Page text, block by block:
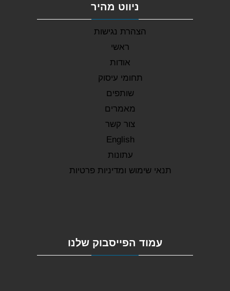
ניווט מהיר
הצהרת נגישות
ראשי
אודות
תחומי עיסוק
שותפים
מאמרים
צור קשר
English
עתונות
תנאי שימוש ומדיניות פרטיות
עמוד הפייסבוק שלנו